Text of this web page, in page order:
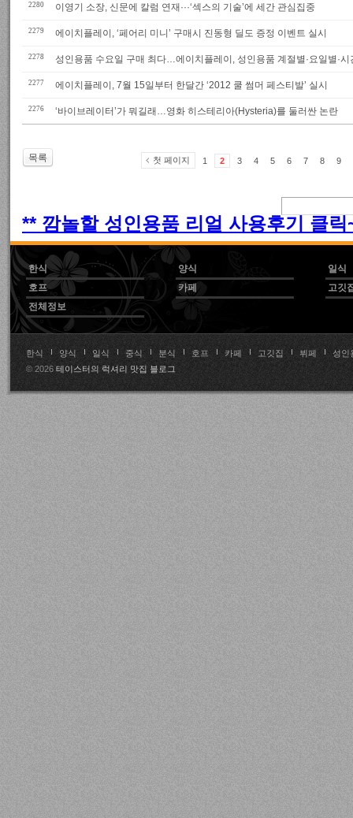
2280 이영기 소장, 신문에 칼럼 연재···‘섹스의 기술’에 세간 관심집중
2279 에이치플레이, ‘페어리 미니’ 구매시 진동형 딜도 증정 이벤트 실시
2278 성인용품 수요일 구매 최다…에이치플레이, 성인용품 계절별·요일별·
2277 에이치플레이, 7월 15일부터 한달간 ‘2012 쿨 썸머 페스티발’ 실시
2276 ‘바이브레이터’가 뭐길래…영화 히스테리아(Hysteria)를 둘러싼 논란
목록 첫 페이지 1 2 3 4 5 6 7 8 9
** 깜놀할 성인용품 리얼 사용후기 클릭
한식 양식
일식
호프
카페
고깃
전체정보
한식 양식 일식 중식 분식 호프 카페 고깃집 뷔페
성인
© 2026 테이스터의 럭셔리 맛집 블로그